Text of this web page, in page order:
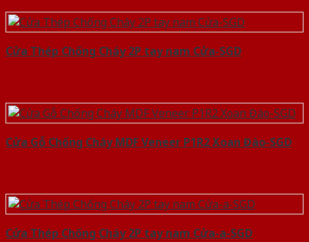
Cửa Thép Chống Cháy 2P tay nam Cửa-SGD
Cửa Gỗ Chống Cháy MDF Veneer P1R2 Xoan Đào-SGD
Cửa Thép Chống Cháy 2P tay nam Cửa-a-SGD